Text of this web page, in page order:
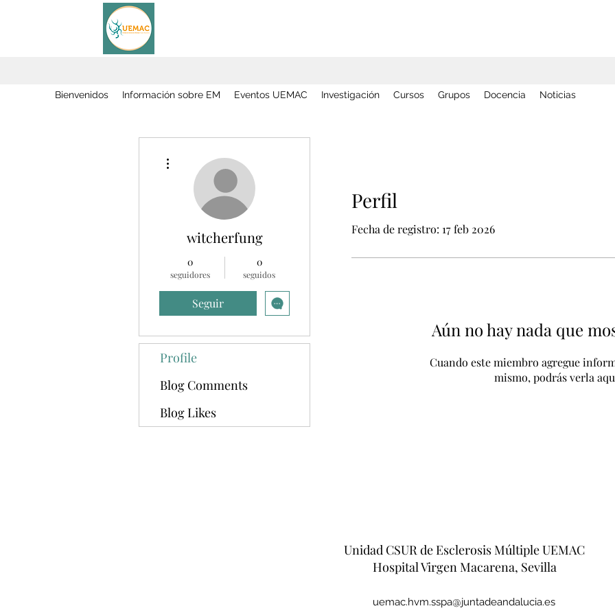
Bienvenidos Información sobre EM Eventos UEMAC Investigación Cursos Grupos Docencia Noticias
Perfil
Fecha de registro: 17 feb 2026
Aún no hay nada que
Cuando este miembro agregue
mismo, podrás verla
witcherfung
0
seguidores
0
seguidos
Seguir
Profile
Blog Comments
Blog Likes
Unidad CSUR de Esclerosis Múltiple UEMAC
Hospital Virgen Macarena, Sevilla
uemac.hvm.sspa@juntadeandalucia.es